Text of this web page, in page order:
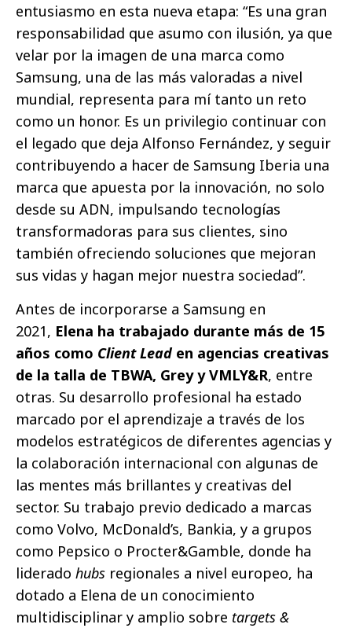
entusiasmo en esta nueva etapa: “Es una gran
responsabilidad que asumo con ilusión, ya que
velar por la imagen de una marca como
Samsung, una de las más valoradas a nivel
mundial, representa para mí tanto un reto
como un honor. Es un privilegio continuar con
el legado que deja Alfonso Fernández, y seguir
contribuyendo a hacer de Samsung Iberia una
marca que apuesta por la innovación, no solo
desde su ADN, impulsando tecnologías
transformadoras para sus clientes, sino
también ofreciendo soluciones que mejoran
sus vidas y hagan mejor nuestra sociedad”.
Antes de incorporarse a Samsung en
2021, Elena ha trabajado durante más de 15
años como Client Leaden agencias creativas
de la talla de TBWA, Grey y VMLY&R, entre
otras. Su desarrollo profesional ha estado
marcado por el aprendizaje a través de los
modelos estratégicos de diferentes agencias y
la colaboración internacional con algunas de
las mentes más brillantes y creativas del
sector. Su trabajo previo dedicado a marcas
como Volvo, McDonald’s, Bankia, y a grupos
como Pepsico o Procter&Gamble, donde ha
liderado hubs regionales a nivel europeo, ha
dotado a Elena de un conocimiento
multidisciplinar y amplio sobre targets &